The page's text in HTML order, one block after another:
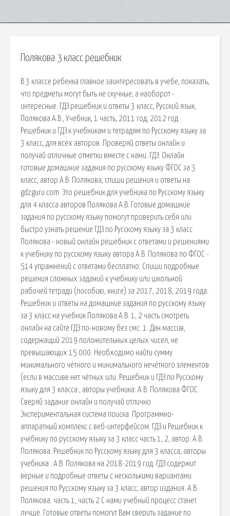
Полякова 3 класс решебник
В 3 классе ребенка главное заинтересовать в учебе, показать,
что предметы могут быть не скучные, а наоборот -
интересные. ГДЗ решебник и ответы 3 класс, Русский язык,
Полякова А.В., Учебник, 1 часть, 2011 год, 2012 год
Решебник и ГДЗ к учебникам и тетрадям по Русскому языку за
3 класс, для всех авторов. Проверяй ответы онлайн и
получай отличные отметки вместе с нами. ГДЗ: Онлайн
готовые домашние задания по русскому языку ФГОС за 3
класс, автор А.В. Полякова, спиши решения и ответы на
gdzguru.com. Это решебник для учебника по Русскому языку
для 4 класса авторов Полякова А.В. Готовые домашние
задания по русскому языку помогут проверить себя или
быстро узнать решение ГДЗ по Русскому языку за 3 класс
Полякова - новый онлайн решебник с ответами и решениями
к учебнику по русскому языку автора А.В. Полякова по ФГОС -
514 упражнений с ответами бесплатно. Спиши подробные
решения сложных заданий к учебнику или школьной
рабочей тетради (пособию, книге) за 2017, 2018, 2019 года.
Решебник и ответы на домашние задания по русскому языку
за 3 класс на учебник Полякова А.В. 1, 2 часть смотреть
онлайн на сайте ГДЗ по-новому без смс. 1. Дан массив,
содержащий 2019 положительных целых чисел, не
превышающих 15 000. Необходимо найти сумму
минимального чётного и минимального нечётного элементов
(если в массиве нет чётных или. Решебник и ГДЗ по Русскому
языку для 3 класса , авторы учебника: А.В. Полякова ФГОС.
Сверяй задание онлайн и получай отлично.
Экспериментальная система поиска. Программно-
аппаратный комплекс с веб-интерфейсом. ГДЗ и Решебник к
учебнику по русскому языку за 3 класс часть 1, 2, автор: А.В.
Полякова. Решебник по Русскому языку для 3 класса, авторы
учебника : А.В. Полякова на 2018-2019 год. ГДЗ содержит
верные и подробные ответы с несколькими вариантами
решения по Русскому языку за 3 класс, автор издания: А.В.
Полякова. часть 1, часть 2 С нами учебный процесс станет
лучше. Готовые ответы помогут Вам сверить задание по